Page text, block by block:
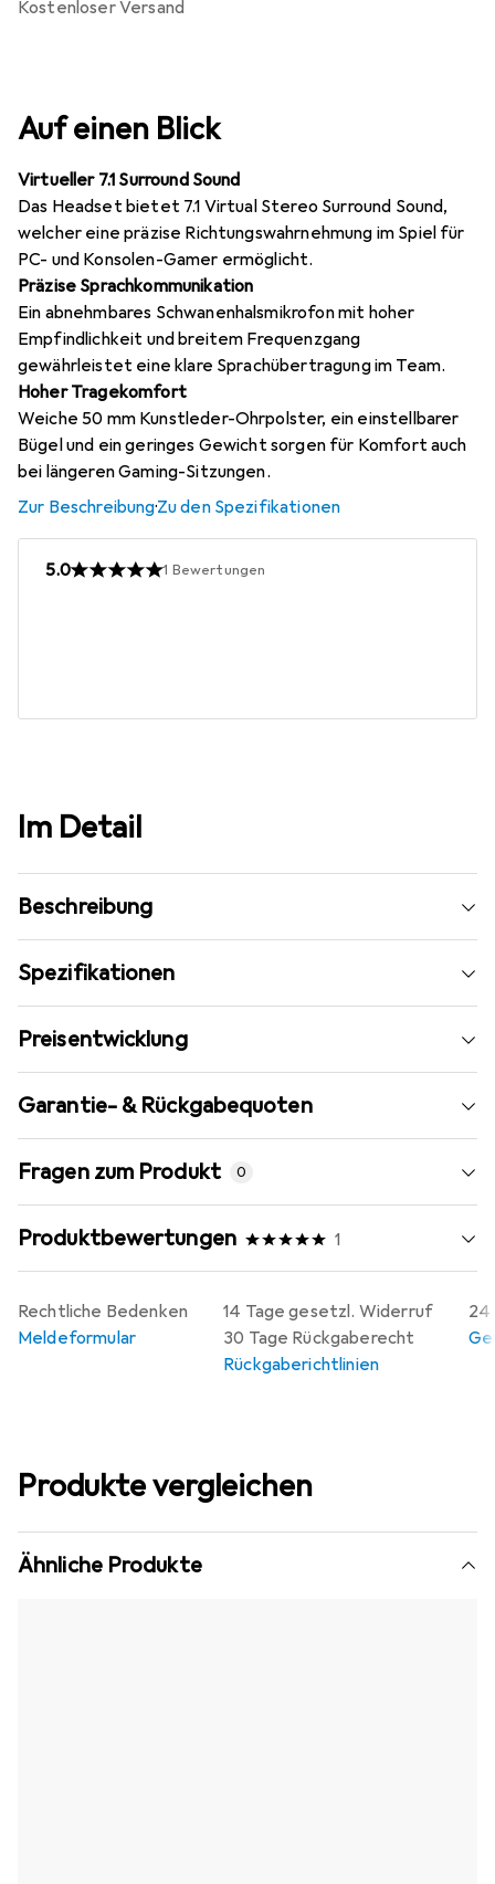
kostenloser Versand
Auf einen Blick
Virtueller 7.1 Surround Sound
Das Headset bietet 7.1 Virtual Stereo Surround Sound,
welcher eine präzise Richtungswahrnehmung im Spiel für
PC- und Konsolen-Gamer ermöglicht.
Präzise Sprachkommunikation
Ein abnehmbares Schwanenhalsmikrofon mit hoher
Empfindlichkeit und breitem Frequenzgang
gewährleistet eine klare Sprachübertragung im Team.
Hoher Tragekomfort
Weiche 50 mm Kunstleder-Ohrpolster, ein einstellbarer
Bügel und ein geringes Gewicht sorgen für Komfort auch
bei längeren Gaming-Sitzungen.
Zur Beschreibung·Zu den Spezifikationen
5.0 1 Bewertungen
Im Detail
Beschreibung
Spezifikationen
Preisentwicklung
Garantie- & Rückgabequoten
Fragen zum Produkt 0
Produktbewertungen 1
14 Tage gesetzl. Widerruf
30 Tage Rückgaberecht
Rückgaberichtlinien
24
Rechtliche Bedenken
Meldeformular
Produkte vergleichen
Ähnliche Produkte